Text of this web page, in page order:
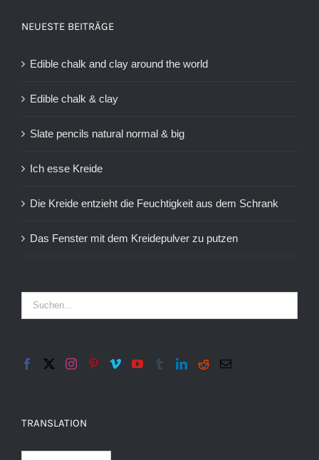
NEUESTE BEITRÄGE
Edible chalk and clay around the world
Edible chalk & clay
Slate pencils natural normal & big
Ich esse Kreide
Die Kreide entzieht die Feuchtigkeit aus dem Schrank
Das Fenster mit dem Kreidepulver zu putzen
TRANSLATION